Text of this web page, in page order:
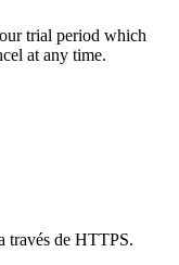
trial period which
at any time.
través de HTTPS.